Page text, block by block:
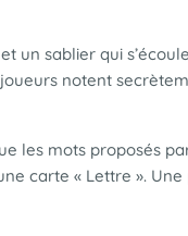
un sablier qui
notent
les mots proposés
carte « Lettre ». Une